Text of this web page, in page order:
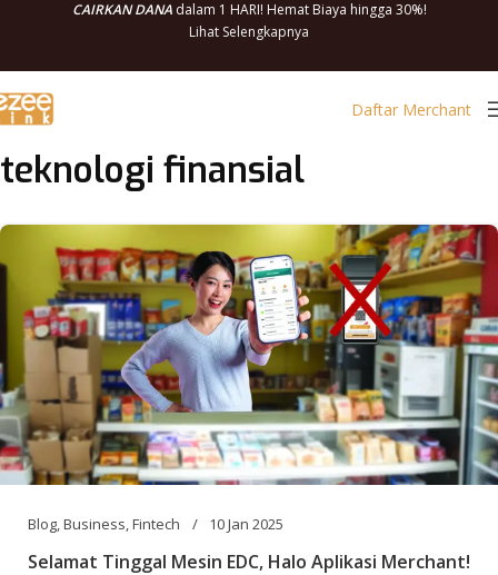
CAIRKAN DANAdalam 1 HARI! Hemat Biaya hingga 30%!
Lihat Selengkapnya
Daftar Merchant
teknologi finansial
Blog,Business,Fintech 10 Jan 2025
Selamat Tinggal Mesin EDC, Halo Aplikasi Merchant!